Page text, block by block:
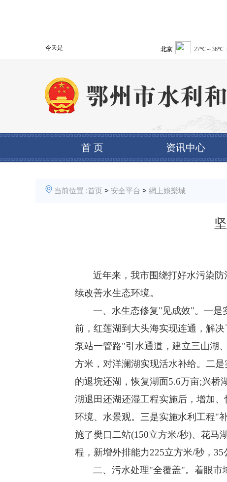
今天是
首 页 资讯中心
当前位置 :首页 > 安全平台 > 網上娛樂城
近年来，我市围绕打好水污染
续改善水生态环境。
一、 水生态修复"见成效"。一是
前，红莲湖到大头海实现连通，解
泵站一管路"引水通道，建立三山湖
方米，对洋澜湖实现活水补给。二
的退垸还湖，恢复湖面5.6万亩;兴桥
湖退田还湖还湿工程实施后，增加
环境、水景观。三是实施水利工程"
施了樊口二站(150立方米/秒)、花马
程，新增外排能力225立方米/秒，
二、污水处理"全覆盖"。着眼市